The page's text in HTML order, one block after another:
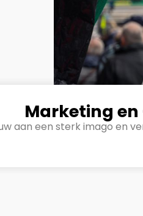
Marketing
aan een sterk imago en